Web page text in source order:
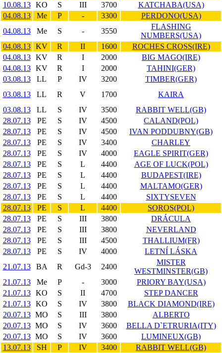
10.08.13
KO S III 3700
KATCHABA(USA)
04.08.13
Me P - 3300
PERDONO(USA)
04.08.13
Me S - 3550
FLASHING
NUMBERS(USA)
04.08.13
KV R II 1600
ROCHES CROSS(IRE)
04.08.13
KV R I 2000
BIG MAGO(IRE)
04.08.13
KV R I 2000
TAHINI(GER)
03.08.13
LL P IV 3200
TIMBER(GER)
03.08.13
LL R V 1700
KAIRA
03.08.13
LL S IV 3500
RABBIT WELL(GB)
28.07.13
PE S IV 4500
CALAND(POL)
28.07.13
PE S IV 4500
IVAN PODDUBNY(GB)
28.07.13
PE S IV 3400
CHARLEY
28.07.13
PE S IV 4000
EAGLE SPIRIT(GER)
28.07.13
PE S L 4400
AGE OF LUCK(POL)
28.07.13
PE S L 4400
BUDAPEST(IRE)
28.07.13
PE S L 4400
MALTAMO(GER)
28.07.13
PE S L 4400
SIXTYSEVEN
28.07.13
PE S L 4400
SOROS(POL)
28.07.13
PE S III 3800
DRÁCULA
28.07.13
PE S III 3800
NEVERLAND
28.07.13
PE S III 4500
THALLIUM(FR)
28.07.13
PE S IV 4000
LETNÍ LÁSKA
21.07.13
BA R Gd-3 2400
MISTER
WESTMINSTER(GB)
21.07.13
Me P - 3000
PRIORY BAY(USA)
21.07.13
KO S II 4700
STEP DANCER
21.07.13
KO S IV 3800
BLACK DIAMOND(IRE)
20.07.13 MO S III 3800
ALBERTO
20.07.13 MO S IV 3600
BELLA D`ETRURIA(ITY)
20.07.13 MO S IV 3600
LUMINEUX(GB)
13.07.13
SH P IV 3400
RABBIT WELL(GB)